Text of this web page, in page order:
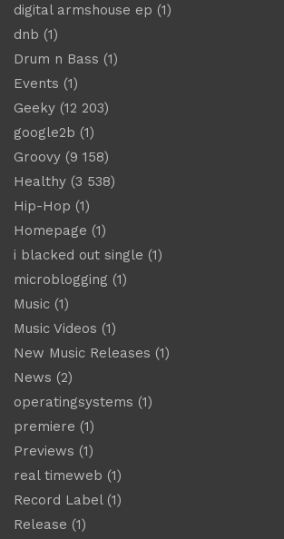
digital armshouse ep (1)
dnb (1)
Drum n Bass (1)
Events (1)
Geeky (12 203)
google2b (1)
Groovy (9 158)
Healthy (3 538)
Hip-Hop (1)
Homepage (1)
i blacked out single (1)
microblogging (1)
Music (1)
Music Videos (1)
New Music Releases (1)
News (2)
operatingsystems (1)
premiere (1)
Previews (1)
real timeweb (1)
Record Label(1)
Release (1)